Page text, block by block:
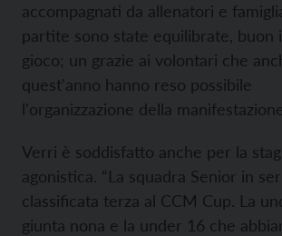
accompagnati da allenatori e
partite sono state equilibrate, buon
gioco; un grazie ai volontari che
quest'anno hanno reso possibile
l'organizzazione della
Verri è soddisfatto anche per la
agonistica. “La squadra Senior in
classificata terza al CCM Cup. La
giunta nona e la under 16 che